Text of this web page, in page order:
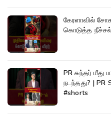
கேரளாவில்
கொடுத்த நீச்சல்
PR சுந்தர் மீது
நடந்தது? | PR
#shorts